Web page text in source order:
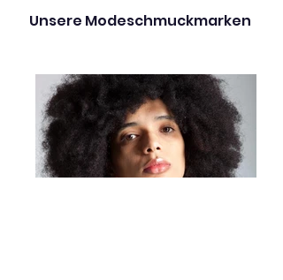
elastischem Faden
Farbvarianten
Ein vielseitiges Accessoire,
ideal für alle, die originelle
Details und modernes Design
lieben.
Unsere Modeschmuckmarken